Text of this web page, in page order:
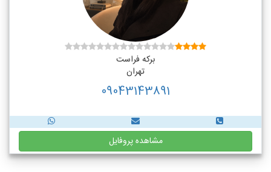
برکه فراست
تهران
09043143891
مشاهده پروفایل